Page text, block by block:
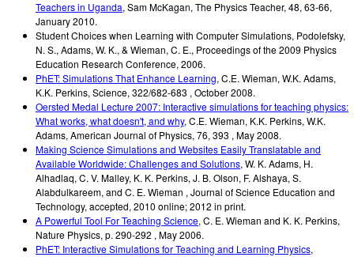
Teachers in Uganda, Sam McKagan, The Physics Teacher, 48, 63-66,
January 2010.
Student Choices when Learning with Computer Simulations, Podolefsky,
N. S., Adams, W. K., & Wieman, C. E., Proceedings of the 2009 Physics
Education Research Conference, 2006.
PhET: Simulations That Enhance Learning, C.E. Wieman, W.K. Adams,
K.K. Perkins, Science, 322/682-683 , October 2008.
Oersted Medal Lecture 2007: Interactive simulations for teaching physics:
What works, what doesn't, and why, C.E. Wieman, K.K. Perkins, W.K.
Adams, American Journal of Physics, 76, 393 , May 2008.
Making Science Simulations and Websites Easily Translatable and
Available Worldwide: Challenges and Solutions, W. K. Adams, H.
Alhadlaq, C. V. Malley, K. K. Perkins, J. B. Olson, F. Alshaya, S.
Alabdulkareem, and C. E. Wieman , Journal of Science Education and
Technology, accepted, 2010 online; 2012 in print.
A Powerful Tool For Teaching Science, C. E. Wieman and K. K. Perkins,
Nature Physics, p. 290-292 , May 2006.
PhET: Interactive Simulations for Teaching and Learning Physics,